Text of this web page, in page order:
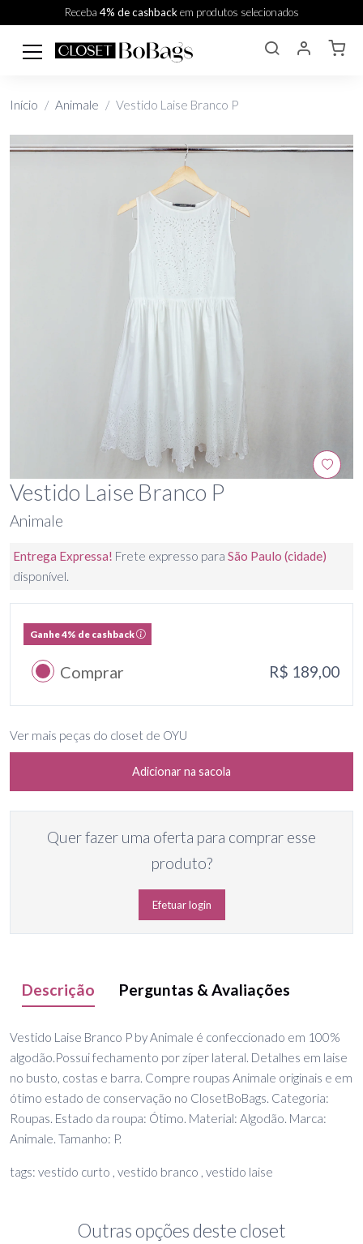
Receba 4% de cashbackem produtos selecionados
Início Animale Vestido Laise Branco P
Vestido Laise Branco P
Animale
Entrega Expressa! Frete expresso para São Paulo (cidade)
disponível.
Ganhe 4% de cashback
Comprar R$ 189,00
Ver mais peças do closet de OYU
Adicionar na sacola
Quer fazer uma oferta para comprar esse
produto?
Efetuar login
Descrição Perguntas & Avaliações
Vestido Laise Branco P by Animale é confeccionado em 100%
algodão.Possui fechamento por zíper lateral. Detalhes em laise
no busto, costas e barra. Compre roupas Animale originais e em
ótimo estado de conservação no ClosetBoBags. Categoria:
Roupas. Estado da roupa: Ótimo. Material: Algodão. Marca:
Animale. Tamanho: P.
tags: vestido curto , vestido branco , vestido laise
Outras opções deste closet